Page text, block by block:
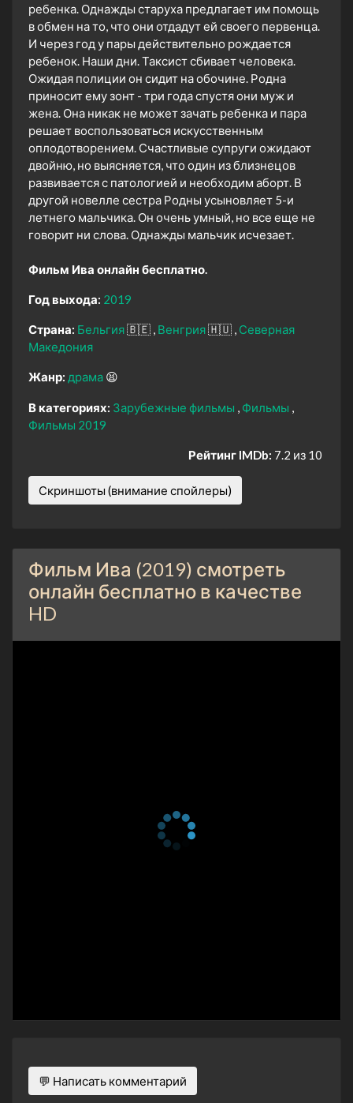
ребенка. Однажды старуха предлагает им помощь
в обмен на то, что они отдадут ей своего первенца.
И через год у пары действительно рождается
ребенок. Наши дни. Таксист сбивает человека.
Ожидая полиции он сидит на обочине. Родна
приносит ему зонт - три года спустя они муж и
жена. Она никак не может зачать ребенка и пара
решает воспользоваться искусственным
оплодотворением. Счастливые супруги ожидают
двойню, но выясняется, что один из близнецов
развивается с патологией и необходим аборт. В
другой новелле сестра Родны усыновляет 5-и
летнего мальчика. Он очень умный, но все еще не
говорит ни слова. Однажды мальчик исчезает.
Фильм Ива онлайн бесплатно.
Год выхода: 2019
Страна: Бельгия🇧🇪 Венгрия🇭🇺 Северная
Македония
Жанр: драма 😫
В категориях: Зарубежные фильмы
Фильмы
Фильмы 2019
Рейтинг IMDb: 7.2 из 10
Скриншоты (внимание спойлеры)
Фильм Ива (2019) смотреть
онлайн бесплатно в качестве
HD
💬 Написать комментарий